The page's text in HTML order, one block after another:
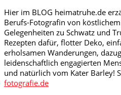
Hier im BLOG heimatruhe.de
Berufs-Fotografin von
Gelegenheiten zu Schwatz und
Rezepten dafür, flotter Deko,
erholsamen Wanderungen,
leidenschaftlich engagierten
und natürlich vom Kater Barley!
fotografie.de